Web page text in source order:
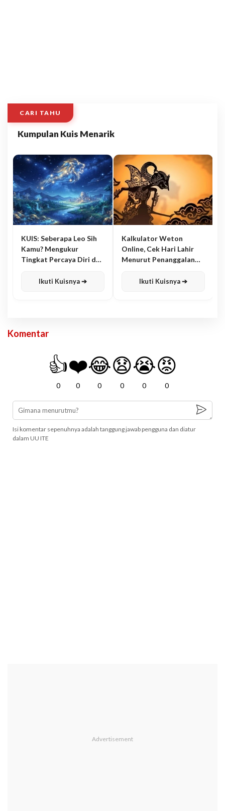
CARI TAHU
Kumpulan Kuis Menarik
KUIS: Seberapa Leo Sih
Kamu? Mengukur
Tingkat Percaya Diri dan
Ikuti Kuisnya ➔
Kalkulator Weton
Online, Cek Hari Lahir
Menurut Penanggalan
Ikuti Kuisnya ➔
Komentar
👍
0
❤️
0
😂
0
😧
0
😭
0
😡
0
Isi komentar sepenuhnya adalah tanggung jawab pengguna dan diatur
dalam UU ITE